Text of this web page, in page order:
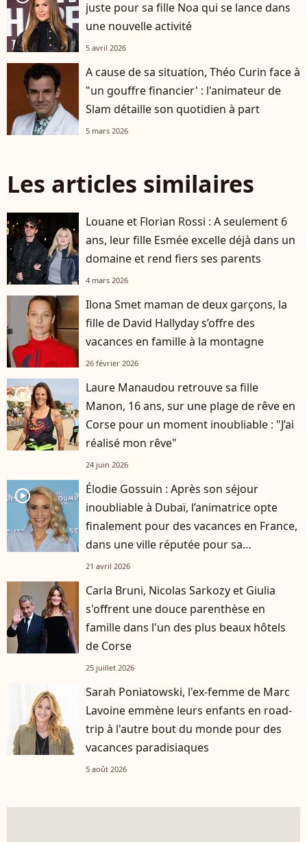
juste pour sa fille Noa qui se lance dans
une nouvelle activité
5 avril 2026
A cause de sa situation, Théo Curin face à
"un gouffre financier' : l'animateur de
Slam détaille son quotidien à part
5 mars 2026
Les articles similaires
Louane et Florian Rossi : A seulement 6
ans, leur fille Esmée excelle déjà dans un
domaine et rend fiers ses parents
4 mars 2026
Ilona Smet maman de deux garçons, la
fille de David Hallyday s’offre des
vacances en famille à la montagne
26 février 2026
player2
Laure Manaudou retrouve sa fille
Manon, 16 ans, sur une plage de rêve en
Corse pour un moment inoubliable : "J’ai
réalisé mon rêve"
24 juin 2026
player2
Élodie Gossuin : Après son séjour
inoubliable à Dubaï, l’animatrice opte
finalement pour des vacances en France,
dans une ville réputée pour sa
tranquillité
21 avril 2026
Carla Bruni, Nicolas Sarkozy et Giulia
s'offrent une douce parenthèse en
famille dans l'un des plus beaux hôtels
de Corse
25 juillet 2026
Sarah Poniatowski, l'ex-femme de Marc
Lavoine emmène leurs enfants en road-
trip à l'autre bout du monde pour des
vacances paradisiaques
5 août 2026